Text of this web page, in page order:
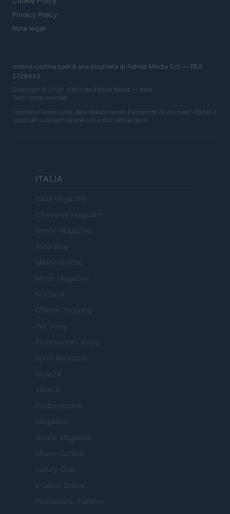
Privacy Policy
Note legali
milano-cortina.com è una proprietà di AdHub Media S.r.l. — REA
2729933
Copyright © 2026 · Edito da AdHub Media — Italia
Tutti i diritti riservati
I contenuti sono curati dalla redazione con il supporto di strumenti digitali e
realizzati in collaborazione con autori indipendenti.
ITALIA
Casa Magazine
Cineverse Magazine
Donne Magazine
Food Blog
Milano Notizie
Motor Magazine
Notizie.it
Offerte Shopping
Pet Story
Professione Lavoro
Sport Magazine
Style24
Think.it
Tuobenessere
Viaggiamo
Nonne Magazine
Milano Cortina
Luxury Club
Il Calcio Online
Professione mamma